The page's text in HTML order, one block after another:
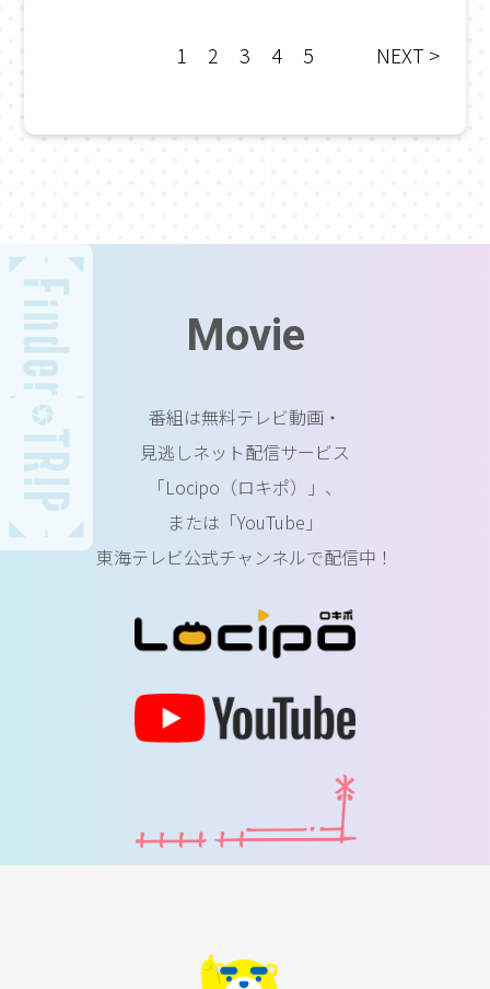
1 2 3 4 5 NEXT >
Movie
番組は無料テレビ動画・
見逃しネット配信サービス
「Locipo（ロキポ）」、
または「YouTube」
東海テレビ公式チャンネルで配信中！